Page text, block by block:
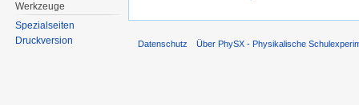
Werkzeuge
Spezialseiten
Druckversion
Datenschutz Über PhySX - Physikalische